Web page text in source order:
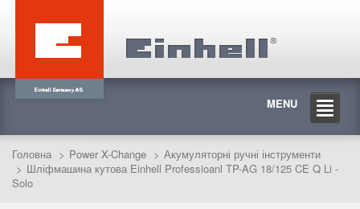
MENU
Головна Power X-Change
Акумуляторні ручні інструменти
Шліфмашина кутова Einhell Professioanl TP-AG 18/125 CE Q Li -
Solo